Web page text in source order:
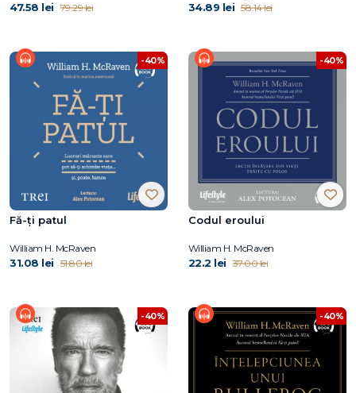
47.58 lei 79.29 lei 34.89 lei 58.14 lei
-40%
Fă-ți patul
William H. McRaven
31.08 lei 51.80 lei
-40%
Codul eroului
William H. McRaven
22.2 lei 37.00 lei
-40% -40%